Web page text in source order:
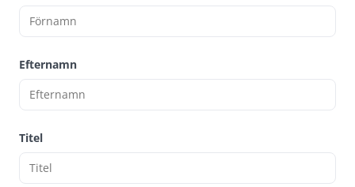
Efternamn
Titel